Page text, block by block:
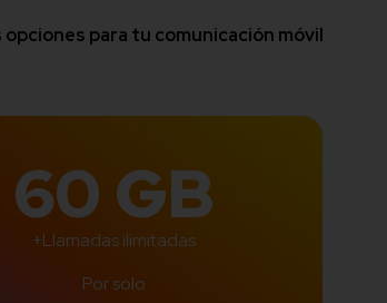
para tu comunicación móvil
60 GB
+Llamadas ilimitadas
Por solo